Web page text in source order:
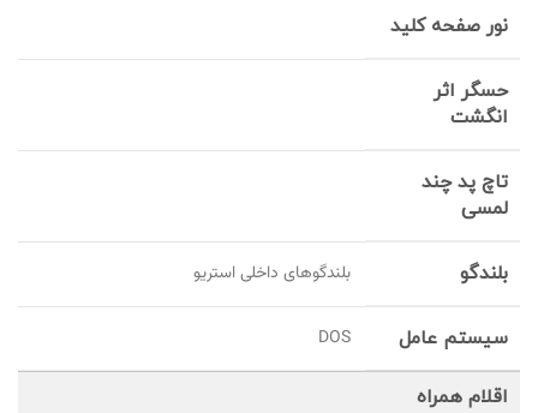
نور صفحه کلید
حسگر اثر
انگشت
تاچ پد چند
لمسی
بلندگو بلندگوهای داخلی استریو
سیستم عامل DOS
اقلام همراه